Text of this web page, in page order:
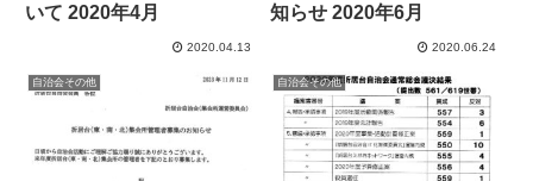
いて 2020年4月
2020.04.13
知らせ 2020年6月
2020.06.24
自治会その他 自治会その他